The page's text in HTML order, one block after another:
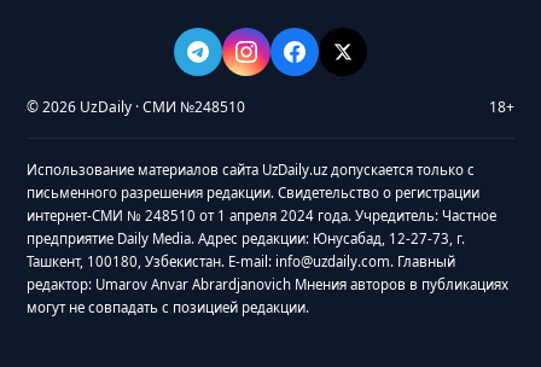
© 2026 UzDaily · СМИ №248510 18+
Использование материалов сайта UzDaily.uz допускается только с
письменного разрешения редакции. Свидетельство о регистрации
интернет-СМИ № 248510 от 1 апреля 2024 года. Учредитель: Частное
предприятие Daily Media. Адрес редакции: Юнусабад, 12-27-73, г.
Ташкент, 100180, Узбекистан. E-mail: info@uzdaily.com. Главный
редактор: Umarov Anvar Abrardjanovich Мнения авторов в публикациях
могут не совпадать с позицией редакции.